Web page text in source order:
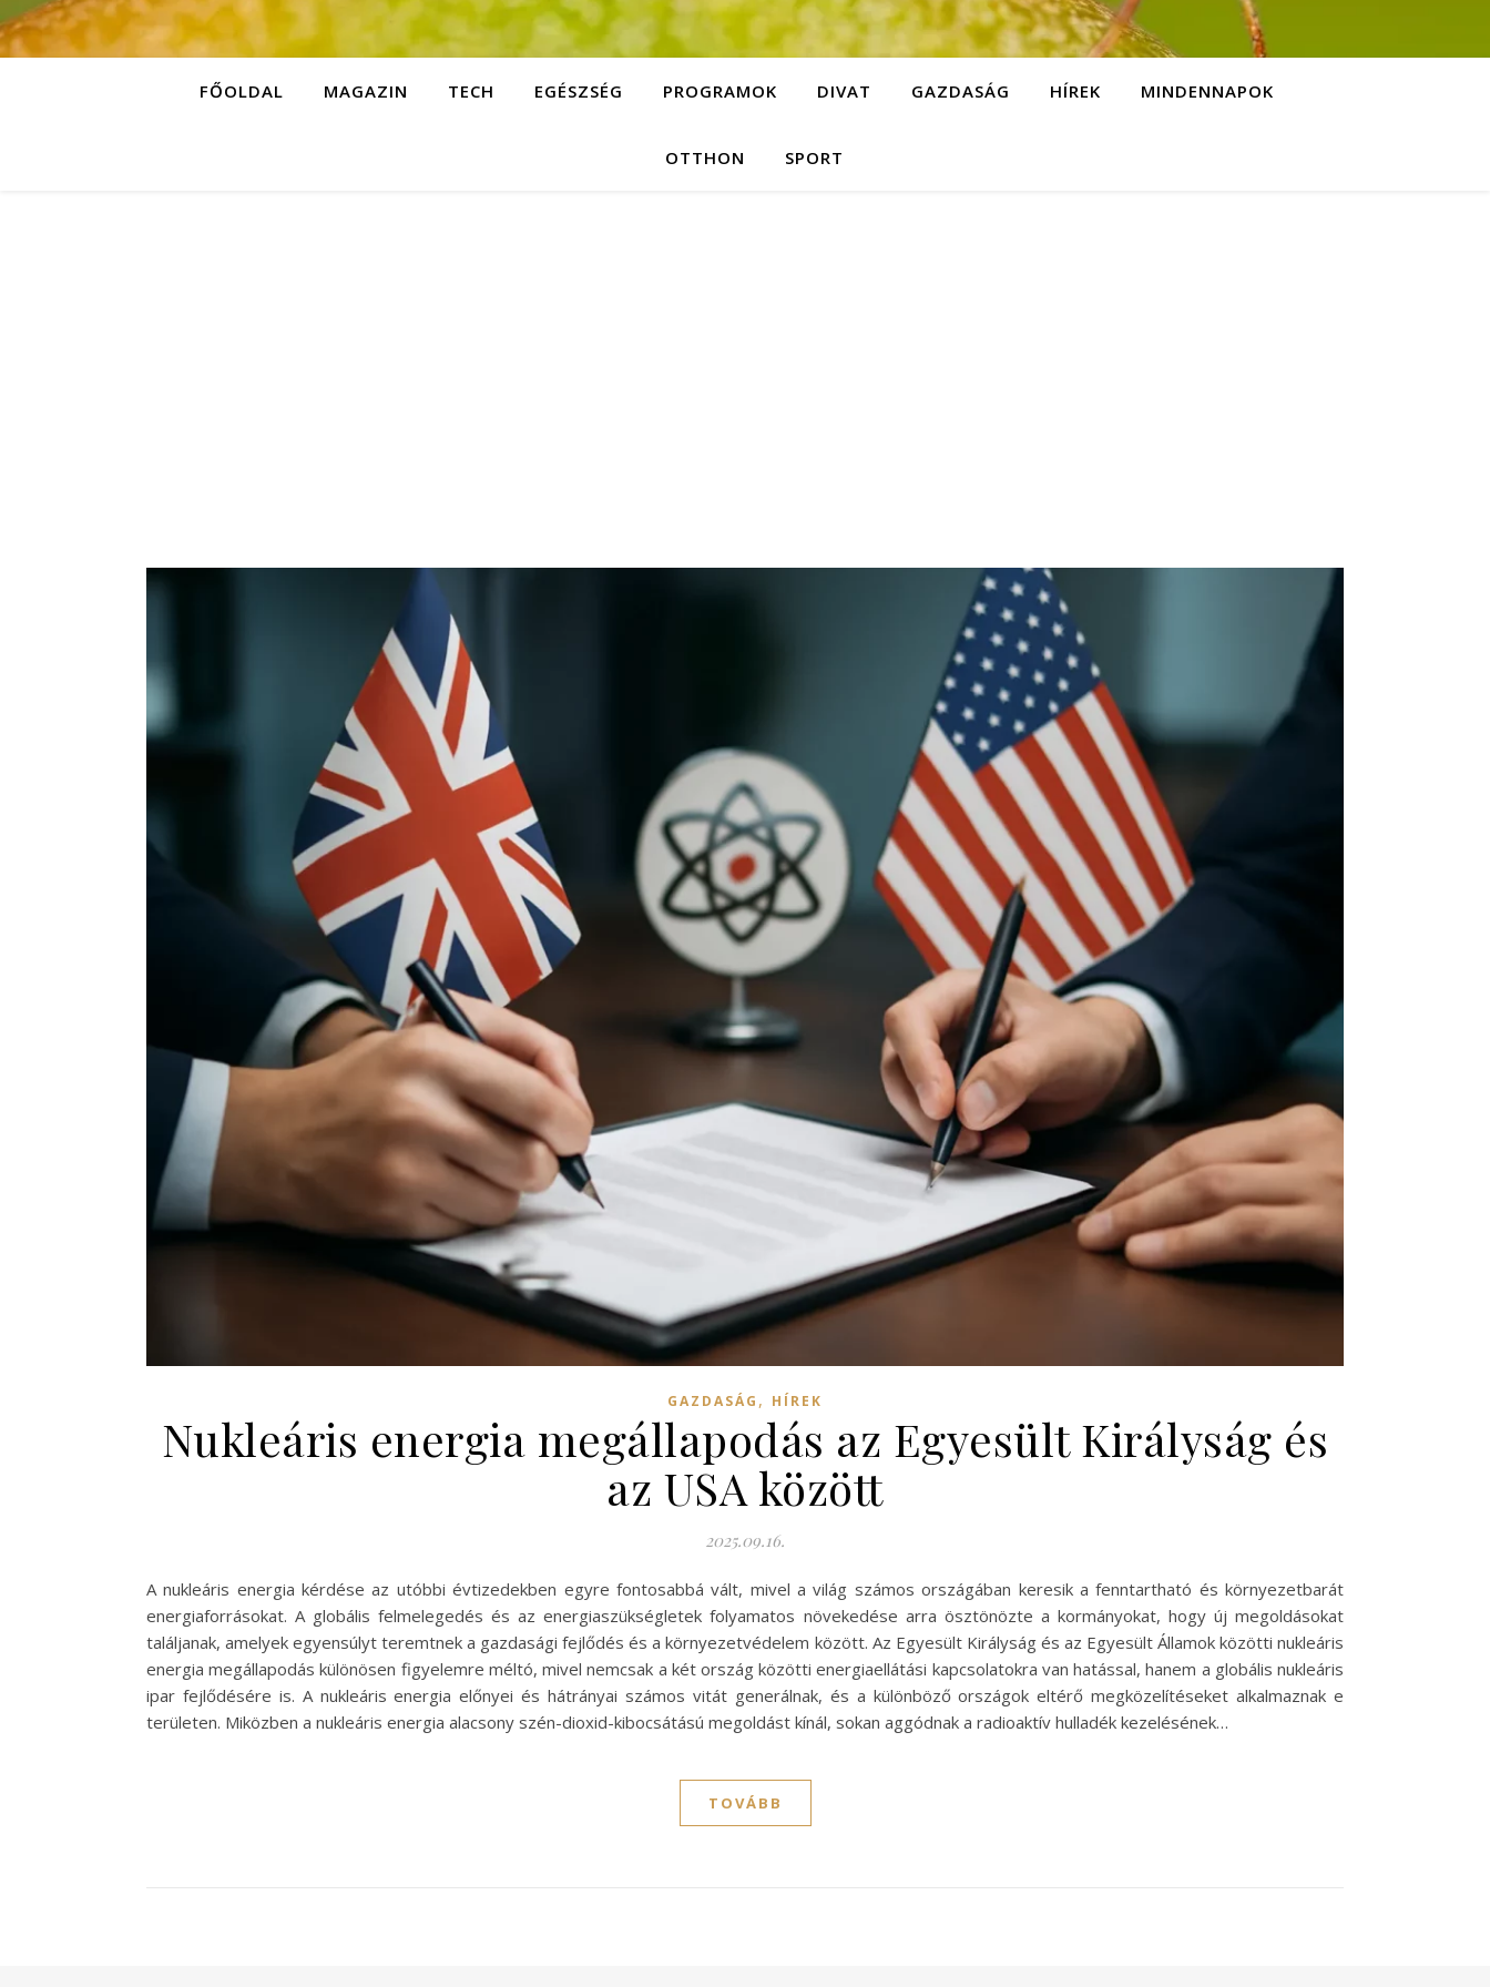
FŐOLDAL MAGAZIN TECH EGÉSZSÉG PROGRAMOK DIVAT GAZDASÁG HÍREK MINDENNAPOK
OTTHON SPORT
GAZDASÁG , HÍREK
Nukleáris energia megállapodás az Egyesült Királyság és
az USA között
2025.09.16.
A nukleáris energia kérdése az utóbbi évtizedekben egyre fontosabbá vált, mivel a világ számos országában keresik a fenntartható és környezetbarát
energiaforrásokat. A globális felmelegedés és az energiaszükségletek folyamatos növekedése arra ösztönözte a kormányokat, hogy új megoldásokat
találjanak, amelyek egyensúlyt teremtnek a gazdasági fejlődés és a környezetvédelem között. Az Egyesült Királyság és az Egyesült Államok közötti nukleáris
energia megállapodás különösen figyelemre méltó, mivel nemcsak a két ország közötti energiaellátási kapcsolatokra van hatással, hanem a globális nukleáris
ipar fejlődésére is. A nukleáris energia előnyei és hátrányai számos vitát generálnak, és a különböző országok eltérő megközelítéseket alkalmaznak e
területen. Miközben a nukleáris energia alacsony szén-dioxid-kibocsátású megoldást kínál, sokan aggódnak a radioaktív hulladék kezelésének…
TOVÁBB